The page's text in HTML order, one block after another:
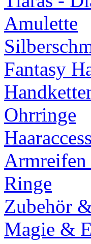
Amulette
Fantasy
Ohrringe
Ringe
Zubehör
Magie &